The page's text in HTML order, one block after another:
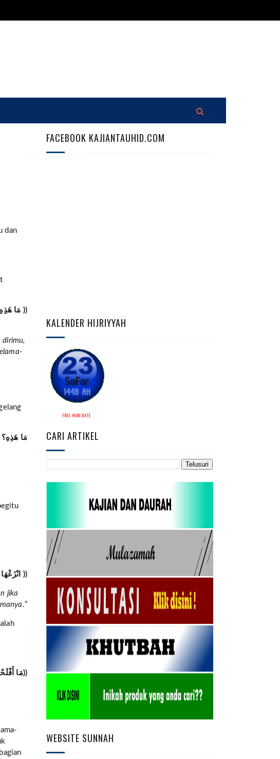
dan
(( مَا هَذِهِ؟ قَالَ: مِنَ الوَاهِنَةِ، فَقَالَ: انْزَعْهَا فَإِنَّهَا لاَ تَزِيْدُكَ إِلاَّ وَهْنًا، فَإِنَّكَ لَوْ مِتَّ وَهِيَ عَلَيْكَ مَا أَفْلَحْتَ أَبَدًا ))
dirimu,
مَا هَذِهِ؟
(( انْزَعْهَا فَإِنَّهَا لاَ تَزِيْدُكَ إِلاَّ وَهْنًا، فَإِنَّكَ لَوْ مِتَّ وَهِيَ عَلَيْكَ مَا أَفْلَحْتَ أَبَدًا ))
jika
”
(( مَا أَفْلَحْتَ أَبَدًا))
FACEBOOK KAJIANTAUHID.COM
KALENDER HIJRIYYAH
FREE HIJRI DATE
CARI ARTIKEL
WEBSITE SUNNAH